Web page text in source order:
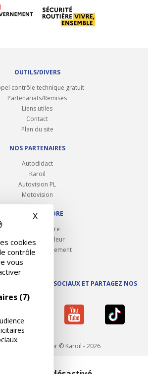
cookies
contrôle
vous
(7)
X Masquer le bandeau des
OUTILS/DIVERS
contrôle technique gratuit
Partenariats/Remises
Liens utiles
Contact
Plan du site
NOS PARTENAIRES
Autodidact
Karoil
Autovision PL
Motovision
NOUS REJOINDRE
Ouvrir un centre
Devenez contrôleur
Carrières et recrutement
LES RÉSEAUX SOCIAUX ET PARTAGEZ NOS
ACTUS
- Réalisé par © Karoil - 2026